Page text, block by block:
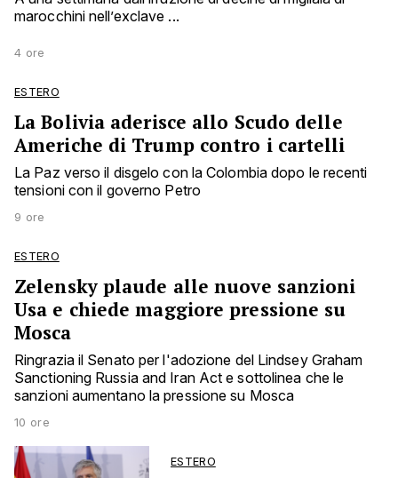
marocchini nell’exclave ...
4 ore
ESTERO
La Bolivia aderisce allo Scudo delle
Americhe di Trump contro i cartelli
La Paz verso il disgelo con la Colombia dopo le recenti
tensioni con il governo Petro
9 ore
ESTERO
Zelensky plaude alle nuove sanzioni
Usa e chiede maggiore pressione su
Mosca
Ringrazia il Senato per l'adozione del Lindsey Graham
Sanctioning Russia and Iran Act e sottolinea che le
sanzioni aumentano la pressione su Mosca
10 ore
ESTERO